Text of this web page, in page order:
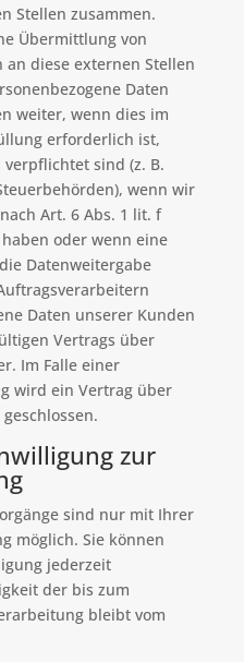
Stellen zusammen.
Übermittlung von
an diese externen Stellen
Daten
weiter, wenn dies im
erforderlich ist,
sind (z. B.
wenn wir
Art. 6 Abs. 1 lit. f
haben oder wenn eine
Datenweitergabe
Daten unserer Kunden
Vertrags über
Im Falle einer
wird ein Vertrag über
zur
sind nur mit Ihrer
möglich. Sie können
jederzeit
der bis zum
bleibt vom